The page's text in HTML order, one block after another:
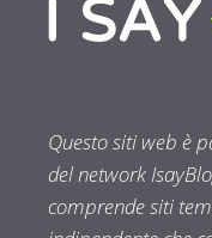
Questo siti web è
del network
comprende siti